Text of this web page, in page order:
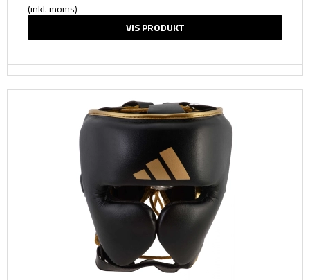
(inkl. moms)
VIS PRODUKT